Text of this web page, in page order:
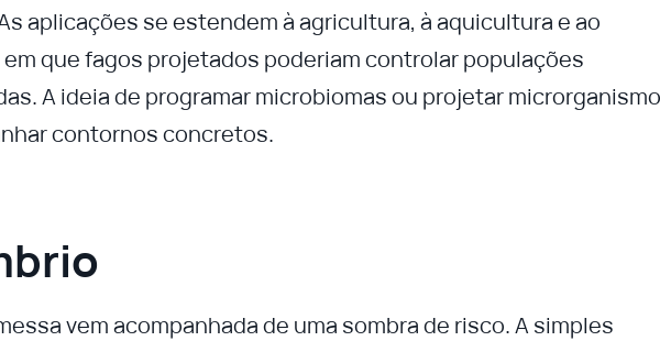
aplicações se estendem à agricultura, à aquicultura e ao
que fagos projetados poderiam controlar populações
A ideia de programar microbiomas ou projetar
contornos concretos.
vem acompanhada de uma sombra de risco. A simples